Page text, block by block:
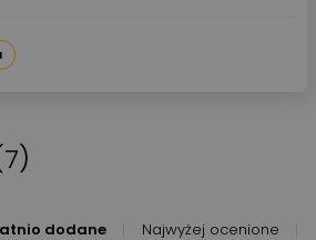
dodane Najwyżej ocenione